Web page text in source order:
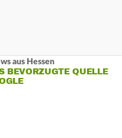
aus Hessen
BEVORZUGTE QUELLE